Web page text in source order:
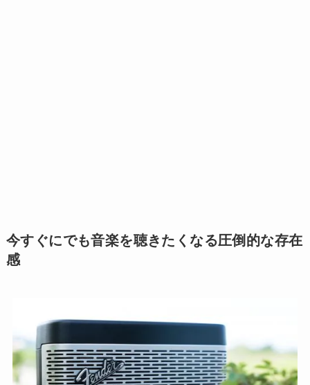
今すぐにでも音楽を聴きたくなる圧倒的な存在
感